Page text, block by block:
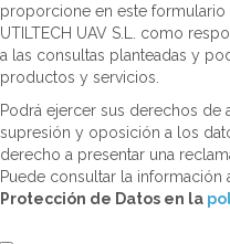
proporcione en este
UTILTECH UAV S.L. como
a las consultas planteadas y
productos y servicios.
Podrá ejercer sus derechos de
supresión y oposición a los
derecho a presentar una
Puede consultar la
Protección de Datos en la